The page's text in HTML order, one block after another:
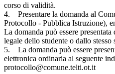
corso di validità.
4. Presentare la domanda al
Protocollo - Pubblica Istruzione),
La domanda può essere
legale dello studente o dallo stesso
5. La domanda può essere
elettronica ordinaria al seguente
protocollo@comune.telti.ot.it